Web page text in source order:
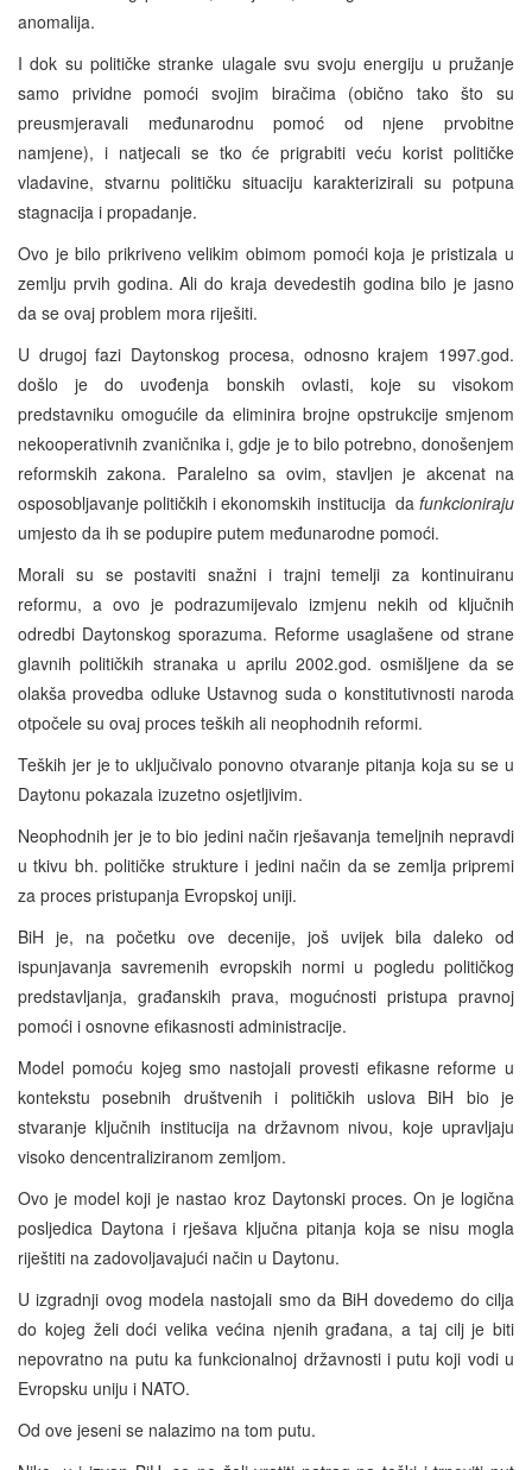
anomalija.
I dok su političke stranke ulagale svu svoju energiju u pružanje
samo prividne pomoći svojim biračima (obično tako što su
preusmjeravali međunarodnu pomoć od njene prvobitne
namjene), i natjecali se tko će prigrabiti veću korist političke
vladavine, stvarnu političku situaciju karakterizirali su potpuna
stagnacija i propadanje.
Ovo je bilo prikriveno velikim obimom pomoći koja je pristizala u
zemlju prvih godina. Ali do kraja devedestih godina bilo je jasno
da se ovaj problem mora riješiti.
U drugoj fazi Daytonskog procesa, odnosno krajem 1997.god.
došlo je do uvođenja bonskih ovlasti, koje su visokom
predstavniku omogućile da eliminira brojne opstrukcije smjenom
nekooperativnih zvaničnika i, gdje je to bilo potrebno, donošenjem
reformskih zakona. Paralelno sa ovim, stavljen je akcenat na
osposobljavanje političkih i ekonomskih institucija da funkcioniraju
umjesto da ih se podupire putem međunarodne pomoći.
Morali su se postaviti snažni i trajni temelji za kontinuiranu
reformu, a ovo je podrazumijevalo izmjenu nekih od ključnih
odredbi Daytonskog sporazuma. Reforme usaglašene od strane
glavnih političkih stranaka u aprilu 2002.god. osmišljene da se
olakša provedba odluke Ustavnog suda o konstitutivnosti naroda
otpočele su ovaj proces teških ali neophodnih reformi.
Teških jer je to uključivalo ponovno otvaranje pitanja koja su se u
Daytonu pokazala izuzetno osjetljivim.
Neophodnih jer je to bio jedini način rješavanja temeljnih nepravdi
u tkivu bh. političke strukture i jedini način da se zemlja pripremi
za proces pristupanja Evropskoj uniji.
BiH je, na početku ove decenije, još uvijek bila daleko od
ispunjavanja savremenih evropskih normi u pogledu političkog
predstavljanja, građanskih prava, mogućnosti pristupa pravnoj
pomoći i osnovne efikasnosti administracije.
Model pomoću kojeg smo nastojali provesti efikasne reforme u
kontekstu posebnih društvenih i političkih uslova BiH bio je
stvaranje ključnih institucija na državnom nivou, koje upravljaju
visoko dencentraliziranom zemljom.
Ovo je model koji je nastao kroz Daytonski proces. On je logična
posljedica Daytona i rješava ključna pitanja koja se nisu mogla
riještiti na zadovoljavajući način u Daytonu.
U izgradnji ovog modela nastojali smo da BiH dovedemo do cilja
do kojeg želi doći velika većina njenih građana, a taj cilj je biti
nepovratno na putu ka funkcionalnoj državnosti i putu koji vodi u
Evropsku uniju i NATO.
Od ove jeseni se nalazimo na tom putu.